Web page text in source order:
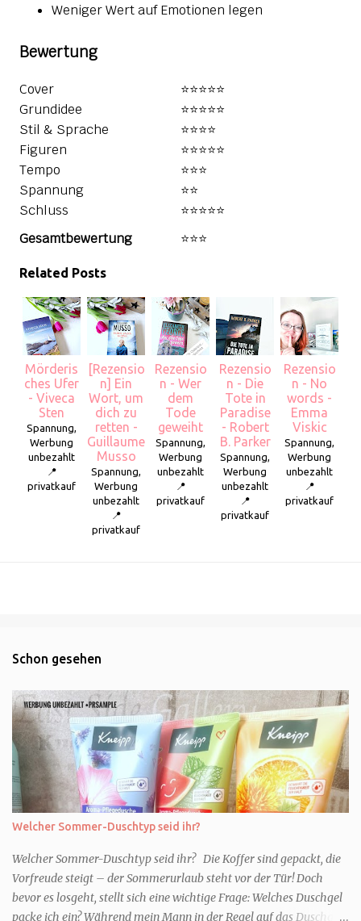
Weniger Wert auf Emotionen legen
Bewertung
Cover
⭐⭐⭐⭐⭐
Grundidee
⭐⭐⭐⭐⭐️
Stil & Sprache
⭐⭐⭐⭐️
Figuren
⭐⭐⭐️⭐️⭐️
Tempo
⭐⭐⭐
Spannung
⭐⭐
Schluss
⭐⭐⭐⭐️⭐️
Gesamtbewertung
⭐⭐⭐
Related Posts
Mörderis
ches Ufer
- Viveca
Sten
Spannung,
Werbung
unbezahlt
📍
privatkauf
[Rezensio
n] Ein
Wort, um
dich zu
retten -
Guillaume
Musso
Spannung,
Werbung
unbezahlt
📍
privatkauf
Rezensio
n - Wer
dem
Tode
geweiht
Spannung,
Werbung
unbezahlt
📍
privatkauf
Rezensio
n - Die
Tote in
Paradise
- Robert
B. Parker
Spannung,
Werbung
unbezahlt
📍
privatkauf
Rezensio
n - No
words -
Emma
Viskic
Spannung,
Werbung
unbezahlt
📍
privatkauf
Schon gesehen
Welcher Sommer-Duschtyp seid ihr?
Welcher Sommer-Duschtyp seid ihr? Die Koffer sind gepackt, die
Vorfreude steigt – der Sommerurlaub steht vor der Tür! Doch
bevor es losgeht, stellt sich eine wichtige Frage: Welches Duschgel
packe ich ein? Während mein Mann in der Regel auf das Duschgel